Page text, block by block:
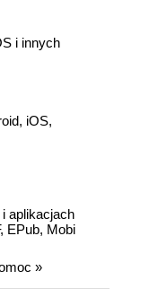
i innych
iOS,
aplikacjach
EPub, Mobi
»